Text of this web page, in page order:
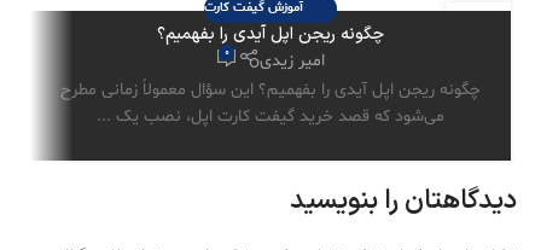
29 آموزش گیفت کارت
چگونه ریجن اپل آیدی را بفهمیم؟
امیر زیدی 0
چگونه ریجن اپل آیدی را بفهمیم؟ این سؤال معمولاً زمانی مطرح
می‌شود که قصد خرید گیفت کارت اپل، نصب یک ...
دیدگاهتان را بنویسید